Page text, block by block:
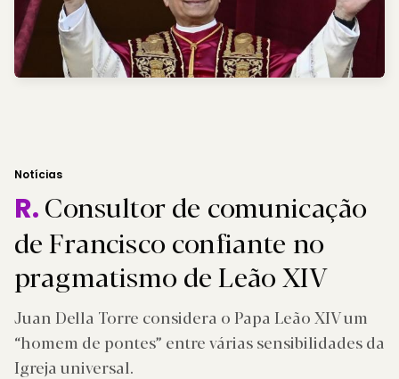
Notícias
R.Consultor de comunicação
de Francisco confiante no
pragmatismo de Leão XIV
Juan Della Torre considera o Papa Leão XIV um
“homem de pontes” entre várias sensibilidades da
Igreja universal.